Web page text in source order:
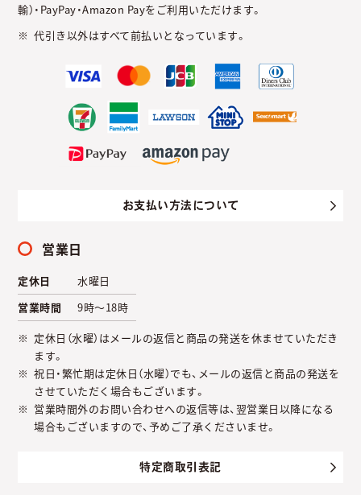
輸）・PayPay・Amazon Payをご利用いただけます。
代引き以外はすべて前払いとなっています。
お支払い方法について
営業日
定休日
水曜日
営業時間
9時～18時
定休日（水曜）はメールの返信と商品の発送を休ませていただき
ます。
祝日・繁忙期は定休日（水曜）でも、メールの返信と商品の発送を
させていただく場合もございます。
営業時間外のお問い合わせへの返信等は、翌営業日以降になる
場合もございますので、予めご了承くださいませ。
特定商取引表記